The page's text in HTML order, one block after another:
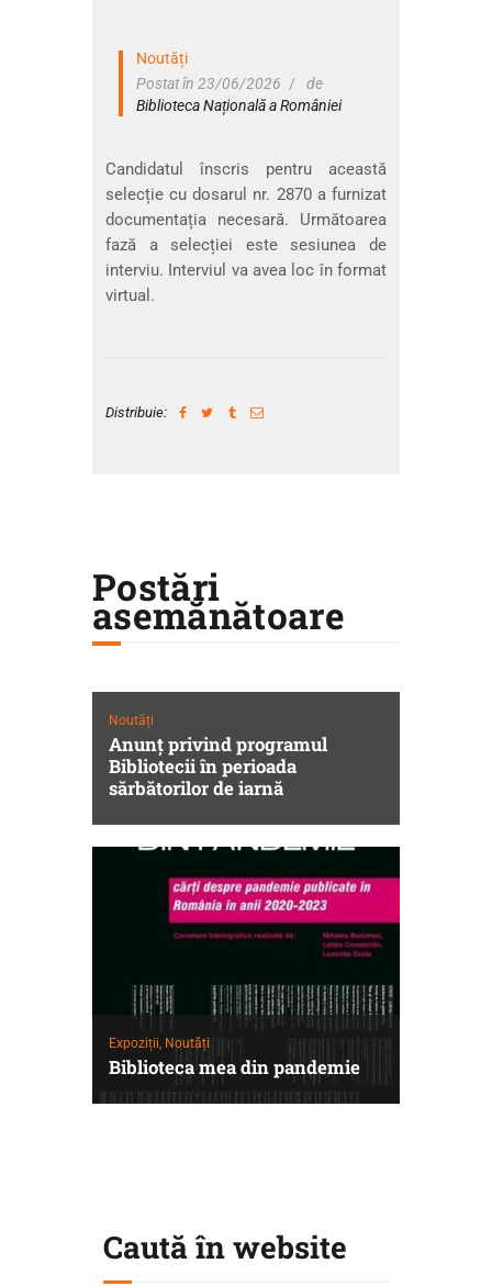
Noutăți
Postat în 23/06/2026
de
Biblioteca Națională a României
Candidatul înscris pentru această
selecție cu dosarul nr. 2870 a furnizat
documentația necesară. Următoarea
fază a selecției este sesiunea de
interviu. Interviul va avea loc în format
virtual.
Distribuie:
Postări
asemănătoare
Noutăți
Anunț privind programul
Bibliotecii în perioada
sărbătorilor de iarnă
Expoziții, Noutăți
Biblioteca mea din pandemie
Caută în website